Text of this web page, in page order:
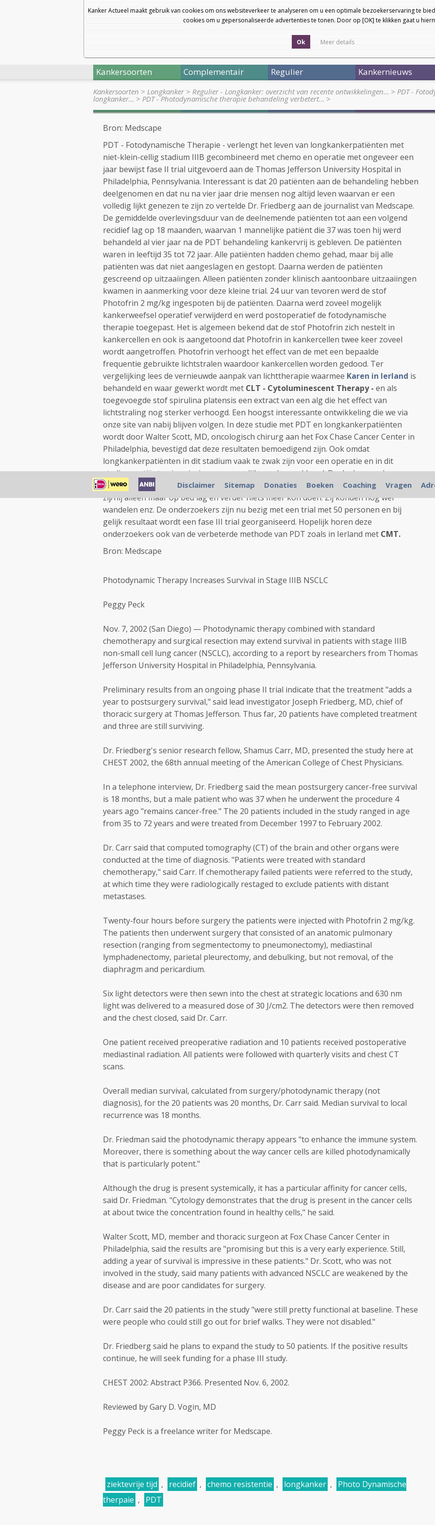
Kanker Actueel maakt gebruik van cookies om ons websiteverkeer te analyseren om u een optimale bezoekerservaring te
cookies om u gepersonaliseerde advertenties te tonen. Door op [OK] te klikken gaat u
Ok Meer details
Kankersoorten Complementair Regulier Kankernieuws
Kankersoorten > Longkanker> Regulier - Longkanker: overzicht van recente ontwikkelingen… > PDT -
longkanker… > PDT - Photodynamische therapie behandeling verbetert… >
Bron: Medscape
PDT - Fotodynamische Therapie - verlengt het leven van longkankerpatiënten met
niet-klein-cellig stadium IIIB gecombineerd met chemo en operatie met ongeveer een
jaar bewijst fase II trial uitgevoerd aan de Thomas Jefferson University Hospital in
Philadelphia, Pennsylvania. Interessant is dat 20 patiënten aan de behandeling hebben
deelgenomen en dat nu na vier jaar drie mensen nog altijd leven waarvan er een
volledig lijkt genezen te zijn zo vertelde Dr. Friedberg aan de journalist van Medscape.
De gemiddelde overlevingsduur van de deelnemende patiënten tot aan een volgend
recidief lag op 18 maanden, waarvan 1 mannelijke patiënt die 37 was toen hij werd
behandeld al vier jaar na de PDT behandeling kankervrij is gebleven. De patiënten
waren in leeftijd 35 tot 72 jaar. Alle patiënten hadden chemo gehad, maar bij alle
patiënten was dat niet aangeslagen en gestopt. Daarna werden de patiënten
gescreend op uitzaaiïngen. Alleen patiënten zonder klinisch aantoonbare uitzaaiingen
kwamen in aanmerking voor deze kleine trial. 24 uur van tevoren werd de stof
Photofrin 2 mg/kg ingespoten bij de patiënten. Daarna werd zoveel mogelijk
kankerweefsel operatief verwijderd en werd postoperatief de fotodynamische
therapie toegepast. Het is algemeen bekend dat de stof Photofrin zich nestelt in
kankercellen en ook is aangetoond dat Photofrin in kankercellen twee keer zoveel
wordt aangetroffen. Photofrin verhoogt het effect van de met een bepaalde
frequentie gebruikte lichtstralen waardoor kankercellen worden gedood. Ter
vergelijking lees de vernieuwde aanpak van lichttherapie waarmee Karen in Ierland is
behandeld en waar gewerkt wordt met CLT - Cytoluminescent Therapy - en als
toegevoegde stof spirulina platensis een extract van een alg die het effect van
lichtstraling nog sterker verhoogd. Een hoogst interessante ontwikkeling die we via
onze site van nabij blijven volgen. In deze studie met PDT en longkankerpatiënten
wordt door Walter Scott, MD, oncologisch chirurg aan het Fox Chase Cancer Center in
Philadelphia, bevestigd dat deze resultaten bemoedigend zijn. Ook omdat
longkankerpatiënten in dit stadium vaak te zwak zijn voor een operatie en in dit
stadium patiënten in principe ongeneeslijk worden verklaard. De deelnemende
patiënten waren niet in optimale conditie maar geen van allen was dusdanig slecht dat
zij/hij alleen maar op bed lag en verder niets meer kon doen. Zij konden nog wel
wandelen enz. De onderzoekers zijn nu bezig met een trial met 50 personen en bij
gelijk resultaat wordt een fase III trial georganiseerd. Hopelijk horen deze
onderzoekers ook van de verbeterde methode van PDT zoals in Ierland met CMT.
Bron: Medscape
Photodynamic Therapy Increases Survival in Stage IIIB NSCLC
Peggy Peck
Nov. 7, 2002 (San Diego) — Photodynamic therapy combined with standard
chemotherapy and surgical resection may extend survival in patients with stage IIIB
non-small cell lung cancer (NSCLC), according to a report by researchers from Thomas
Jefferson University Hospital in Philadelphia, Pennsylvania.
Preliminary results from an ongoing phase II trial indicate that the treatment "adds a
year to postsurgery survival," said lead investigator Joseph Friedberg, MD, chief of
thoracic surgery at Thomas Jefferson. Thus far, 20 patients have completed treatment
and three are still surviving.
Dr. Friedberg's senior research fellow, Shamus Carr, MD, presented the study here at
CHEST 2002, the 68th annual meeting of the American College of Chest Physicians.
In a telephone interview, Dr. Friedberg said the mean postsurgery cancer-free survival
is 18 months, but a male patient who was 37 when he underwent the procedure 4
years ago "remains cancer-free." The 20 patients included in the study ranged in age
from 35 to 72 years and were treated from December 1997 to February 2002.
Dr. Carr said that computed tomography (CT) of the brain and other organs were
conducted at the time of diagnosis. "Patients were treated with standard
chemotherapy," said Carr. If chemotherapy failed patients were referred to the study,
at which time they were radiologically restaged to exclude patients with distant
metastases.
Twenty-four hours before surgery the patients were injected with Photofrin 2 mg/kg.
The patients then underwent surgery that consisted of an anatomic pulmonary
resection (ranging from segmentectomy to pneumonectomy), mediastinal
lymphadenectomy, parietal pleurectomy, and debulking, but not removal, of the
diaphragm and pericardium.
Six light detectors were then sewn into the chest at strategic locations and 630 nm
light was delivered to a measured dose of 30 J/cm2. The detectors were then removed
and the chest closed, said Dr. Carr.
One patient received preoperative radiation and 10 patients received postoperative
mediastinal radiation. All patients were followed with quarterly visits and chest CT
scans.
Overall median survival, calculated from surgery/photodynamic therapy (not
diagnosis), for the 20 patients was 20 months, Dr. Carr said. Median survival to local
recurrence was 18 months.
Dr. Friedman said the photodynamic therapy appears "to enhance the immune system.
Moreover, there is something about the way cancer cells are killed photodynamically
that is particularly potent."
Although the drug is present systemically, it has a particular affinity for cancer cells,
said Dr. Friedman. "Cytology demonstrates that the drug is present in the cancer cells
at about twice the concentration found in healthy cells," he said.
Walter Scott, MD, member and thoracic surgeon at Fox Chase Cancer Center in
Philadelphia, said the results are "promising but this is a very early experience. Still,
adding a year of survival is impressive in these patients." Dr. Scott, who was not
involved in the study, said many patients with advanced NSCLC are weakened by the
disease and are poor candidates for surgery.
Dr. Carr said the 20 patients in the study "were still pretty functional at baseline. These
were people who could still go out for brief walks. They were not disabled."
Dr. Friedberg said he plans to expand the study to 50 patients. If the positive results
continue, he will seek funding for a phase III study.
CHEST 2002: Abstract P366. Presented Nov. 6, 2002.
Reviewed by Gary D. Vogin, MD
Peggy Peck is a freelance writer for Medscape.
ziektevrije tijd , recidief , chemo resistentie , longkanker ,
Photo Dynamische
therpaie , PDT
Disclaimer Sitemap Donaties Boeken Coaching Vragen